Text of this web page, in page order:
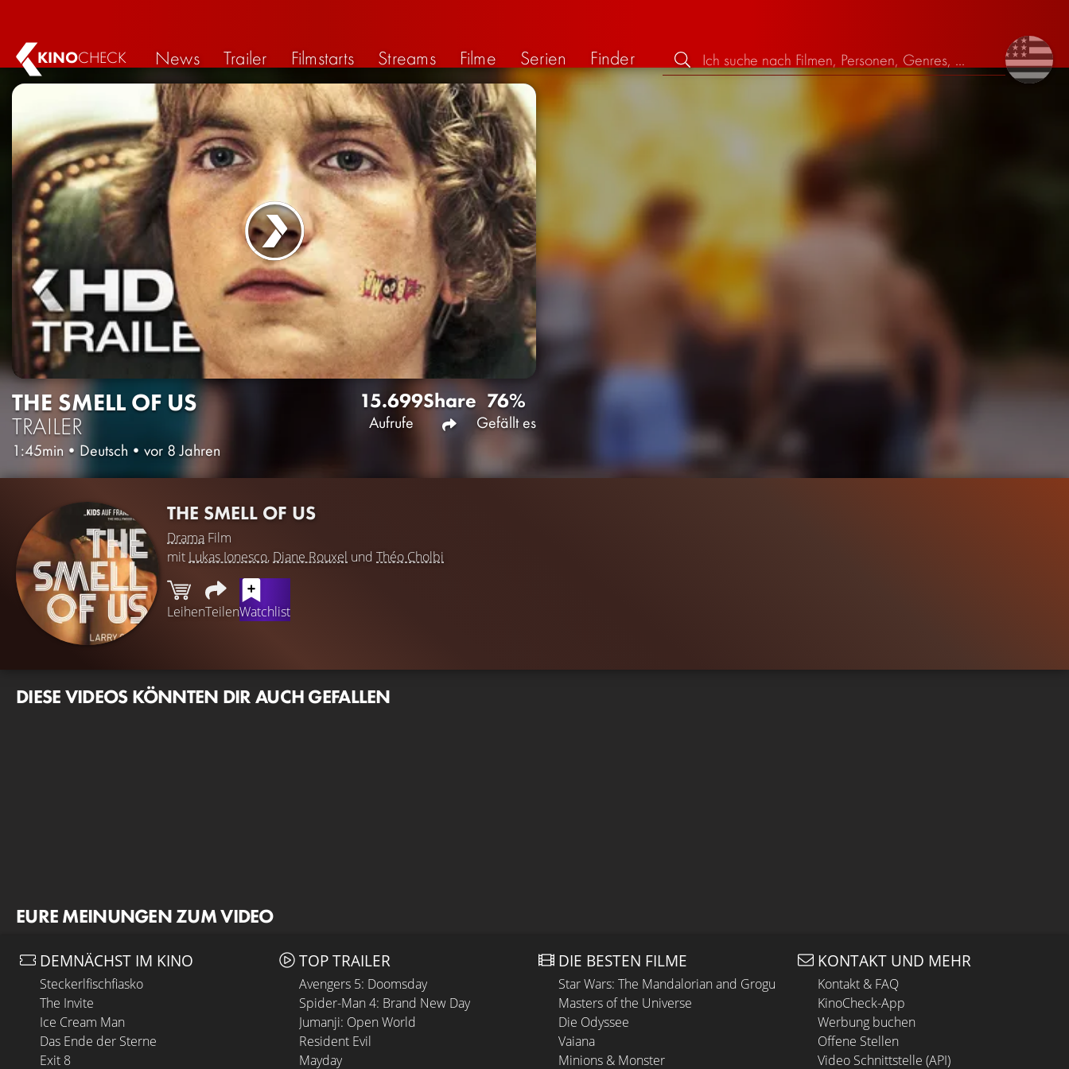
KINOCHECK News Trailer Filmstarts Streams Filme Serien Finder
THE SMELL OF US
TRAILER
1:45min • Deutsch • vor 8 Jahren
15.699
Aufrufe
Share 76%
Gefällt es
THE SMELL OF US
Drama Film
mit Lukas Ionesco, Diane Rouxel und Théo Cholbi
LeihenTeilenWatchlist
DIESE VIDEOS KÖNNTEN DIR AUCH GEFALLEN
EURE MEINUNGEN ZUM VIDEO
DEMNÄCHST IM KINO
Steckerlfischfiasko
The Invite
Ice Cream Man
Das Ende der Sterne
Exit 8
TOP TRAILER
Avengers 5: Doomsday
Spider-Man 4: Brand New Day
Jumanji: Open World
Resident Evil
Mayday
DIE BESTEN FILME
Star Wars: The Mandalorian and Grogu
Masters of the Universe
Die Odyssee
Vaiana
Minions & Monster
KONTAKT UND MEHR
Kontakt & FAQ
KinoCheck-App
Werbung buchen
Offene Stellen
Video Schnittstelle (API)